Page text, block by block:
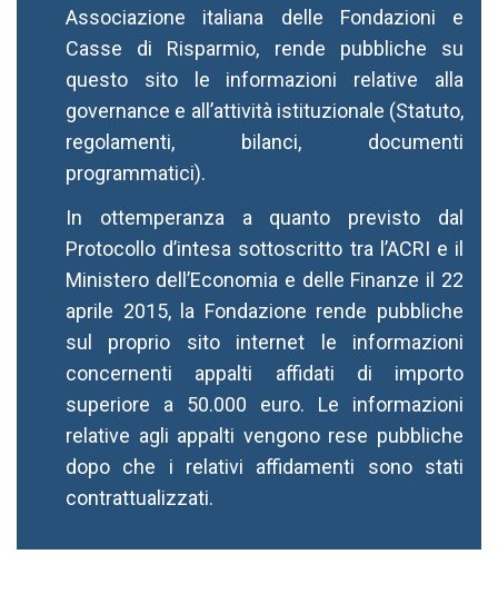
Associazione italiana delle Fondazioni e
Casse di Risparmio, rende pubbliche su
questo sito le informazioni relative alla
governance e all’attività istituzionale (Statuto,
regolamenti, bilanci, documenti
programmatici).
In ottemperanza a quanto previsto dal
Protocollo d’intesa sottoscritto tra l’ACRI e il
Ministero dell’Economia e delle Finanze il 22
aprile 2015, la Fondazione rende pubbliche
sul proprio sito internet le informazioni
concernenti appalti affidati di importo
superiore a 50.000 euro. Le informazioni
relative agli appalti vengono rese pubbliche
dopo che i relativi affidamenti sono stati
contrattualizzati.